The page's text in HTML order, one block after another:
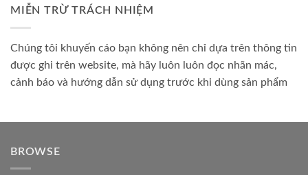
MIỄN TRỪ TRÁCH NHIỆM
Chúng tôi khuyến cáo bạn không nên chỉ dựa trên thông tin
được ghi trên website, mà hãy luôn luôn đọc nhãn mác,
cảnh báo và hướng dẫn sử dụng trước khi dùng sản phẩm
BROWSE